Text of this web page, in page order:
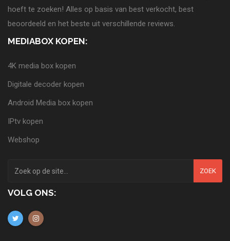
hoeft te zoeken! Alles op basis van best verkocht, best
beoordeeld en het beste uit verschillende reviews.
MEDIABOX KOPEN:
4K media box kopen
Digitale decoder kopen
Android Media box kopen
IPtv kopen
Webshop
ZOEK
VOLG ONS: